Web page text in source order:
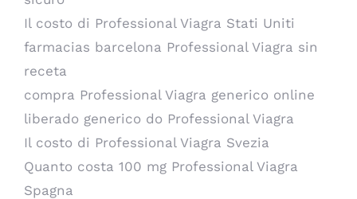
Il costo di Professional Viagra Stati Uniti
farmacias barcelona Professional Viagra sin
receta
compra Professional Viagra generico online
liberado generico do Professional Viagra
Il costo di Professional Viagra Svezia
Quanto costa 100 mg Professional Viagra
Spagna